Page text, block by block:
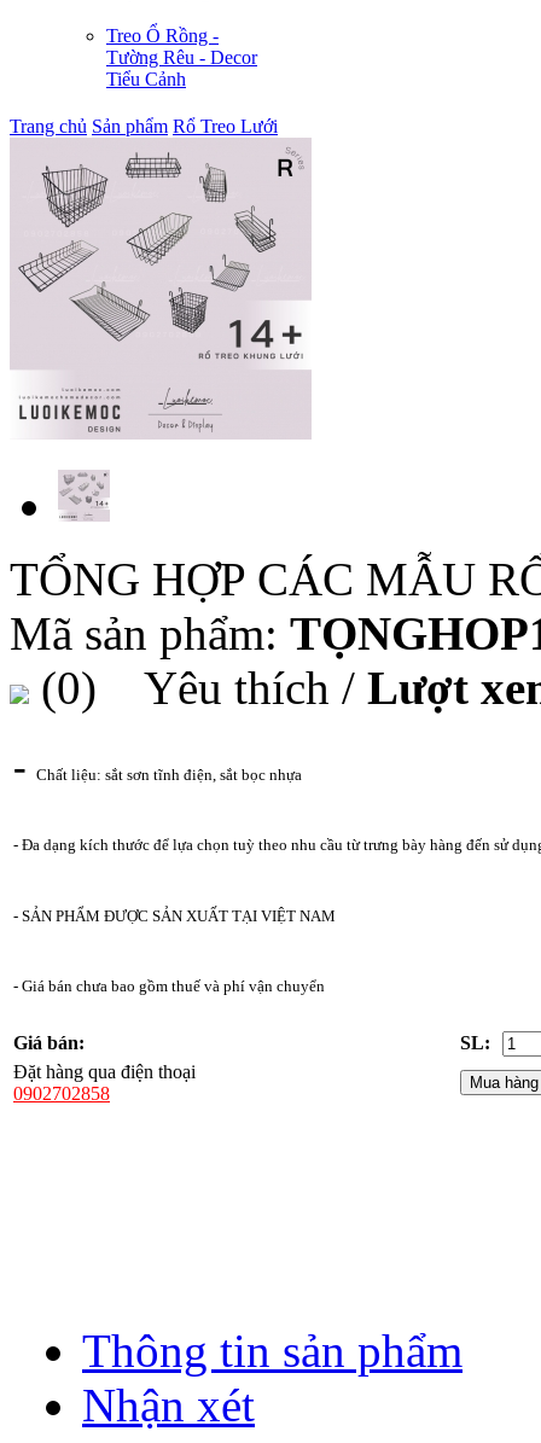
Treo Ổ Rồng -
Tường Rêu - Decor
Tiểu Cảnh
Trang chủ Sản phẩm Rổ Treo Lưới
TỔNG HỢP CÁC MẪU
Mã sản phẩm:
(0)
Yêu thích / Lượt
- Chất liệu: sắt sơn tĩnh điện, sắt bọc nhựa
- Đa dạng kích thước để lựa chọn tuỳ theo nhu cầu từ trưng bày hàng đến sử
- SẢN PHẨM ĐƯỢC SẢN XUẤT TẠI VIỆT NAM
- Giá bán chưa bao gồm thuế và phí vận chuyển
Giá bán:
SL:
Đặt hàng qua điện thoại
0902702858
Thông tin sản phẩm
Nhận xét